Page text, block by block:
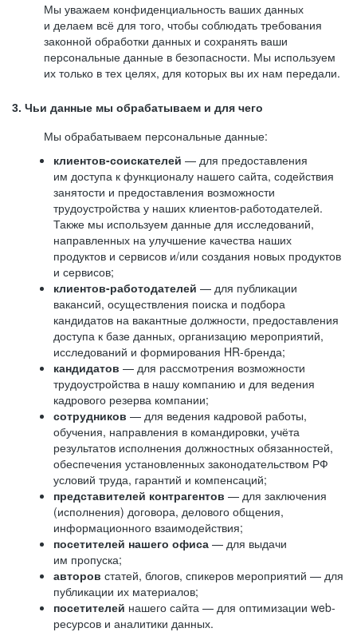
Мы уважаем конфиденциальность ваших данных
и делаем всё для того, чтобы соблюдать требования
законной обработки данных и сохранять ваши
персональные данные в безопасности. Мы используем
их только в тех целях, для которых вы их нам передали.
3. Чьи данные мы обрабатываем и для чего
Мы обрабатываем персональные данные:
клиентов-соискателей — для предоставления
им доступа к функционалу нашего сайта, содействия
занятости и предоставления возможности
трудоустройства у наших клиентов-работодателей.
Также мы используем данные для исследований,
направленных на улучшение качества наших
продуктов и сервисов и/или создания новых продуктов
и сервисов;
клиентов-работодателей — для публикации
вакансий, осуществления поиска и подбора
кандидатов на вакантные должности, предоставления
доступа к базе данных, организацию мероприятий,
исследований и формирования HR-бренда;
кандидатов — для рассмотрения возможности
трудоустройства в нашу компанию и для ведения
кадрового резерва компании;
сотрудников — для ведения кадровой работы,
обучения, направления в командировки, учёта
результатов исполнения должностных обязанностей,
обеспечения установленных законодательством РФ
условий труда, гарантий и компенсаций;
представителей контрагентов — для заключения
(исполнения) договора, делового общения,
информационного взаимодействия;
посетителей нашего офиса — для выдачи
им пропуска;
авторов статей, блогов, спикеров мероприятий — для
публикации их материалов;
посетителей нашего сайта — для оптимизации web-
ресурсов и аналитики данных.